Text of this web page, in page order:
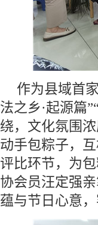
作为县域首
法之乡·起源篇
绕，文化氛围
动手包粽子，
评比环节，为
协会员汪定强
蕴与节日心意，